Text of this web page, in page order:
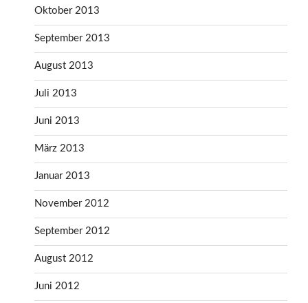
Oktober 2013
September 2013
August 2013
Juli 2013
Juni 2013
März 2013
Januar 2013
November 2012
September 2012
August 2012
Juni 2012